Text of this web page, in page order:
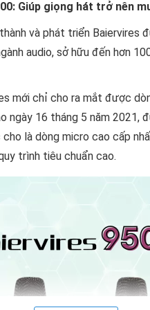
Giúp giọng hát trở nên
và phát triển
audio, sở hữu đến hơn
mới chỉ cho ra mắt được
ngày 16 tháng 5 năm
là dòng micro cao cấp
trình tiêu chuẩn cao.